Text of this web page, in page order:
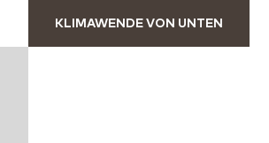
KLIMAWENDE VON UNTEN